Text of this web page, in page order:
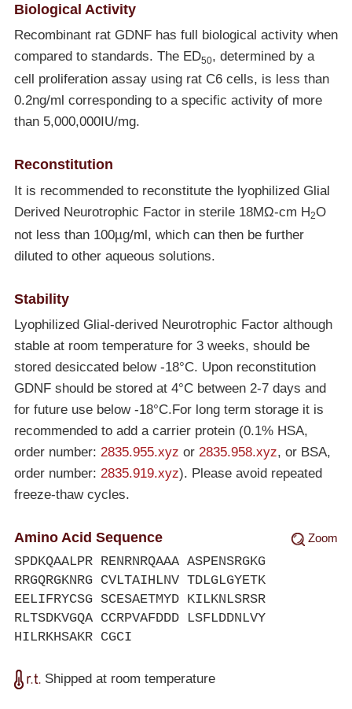
Biological Activity
Recombinant rat GDNF has full biological activity when
compared to standards. The ED50, determined by a
cell proliferation assay using rat C6 cells, is less than
0.2ng/ml corresponding to a specific activity of more
than 5,000,000IU/mg.
Reconstitution
It is recommended to reconstitute the lyophilized Glial
Derived Neurotrophic Factor in sterile 18MΩ-cm H2O
not less than 100µg/ml, which can then be further
diluted to other aqueous solutions.
Stability
Lyophilized Glial-derived Neurotrophic Factor although
stable at room temperature for 3 weeks, should be
stored desiccated below -18°C. Upon reconstitution
GDNF should be stored at 4°C between 2-7 days and
for future use below -18°C.For long term storage it is
recommended to add a carrier protein (0.1% HSA,
order number: 2835.955.xyz or 2835.958.xyz, or BSA,
order number: 2835.919.xyz). Please avoid repeated
freeze-thaw cycles.
Zoom
Amino Acid Sequence
SPDKQAALPR RENRNRQAAA ASPENSRGKG
RRGQRGKNRG CVLTAIHLNV TDLGLGYETK
EELIFRYCSG SCESAETMYD KILKNLSRSR
RLTSDKVGQA CCRPVAFDDD LSFLDDNLVY
HILRKHSAKR CGCI
Shipped at room temperature